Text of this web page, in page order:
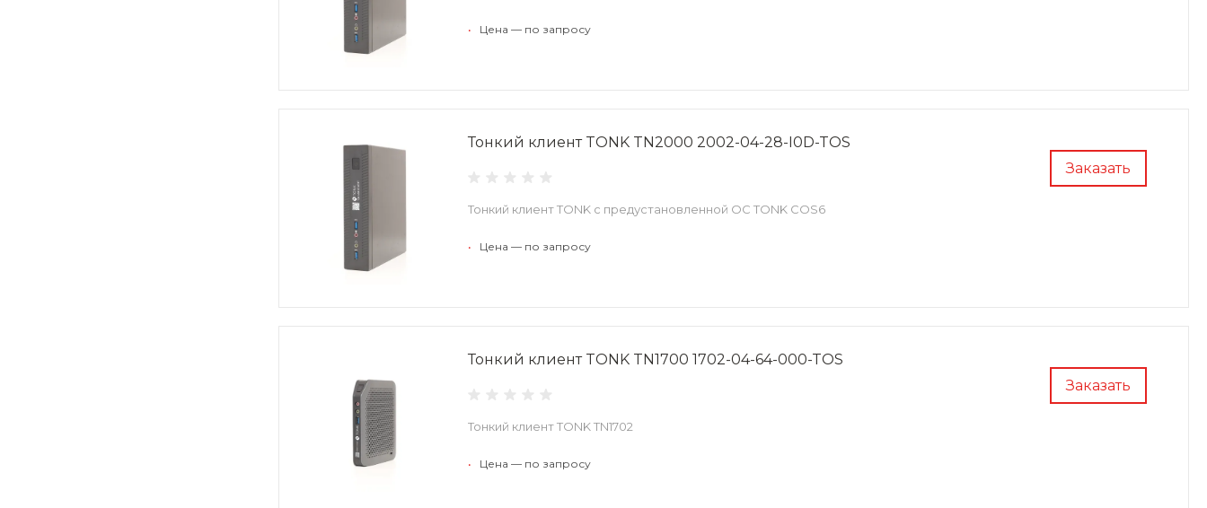
• Цена — по запросу
Заказать
Тонкий клиент TONK TN2000 2002-04-28-I0D-TOS
Тонкий клиент TONK с предустановленной ОС TONK COS6
• Цена — по запросу
Заказать
Тонкий клиент TONK TN1700 1702-04-64-000-TOS
Тонкий клиент TONK TN1702
• Цена — по запросу